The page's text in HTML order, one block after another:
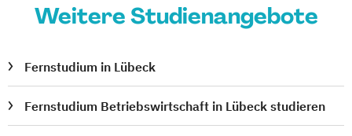
Weitere Studienangebote
Fernstudium in Lübeck
Fernstudium Betriebswirtschaft in Lübeck studieren